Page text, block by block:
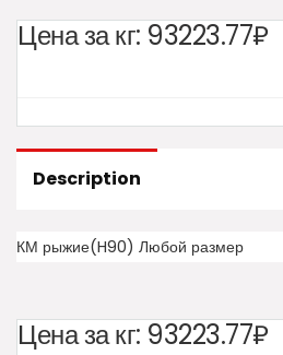
Цена за кг: 93223.77₽
Description
КМ рыжие(H90) Любой размер
Цена за кг: 93223.77₽